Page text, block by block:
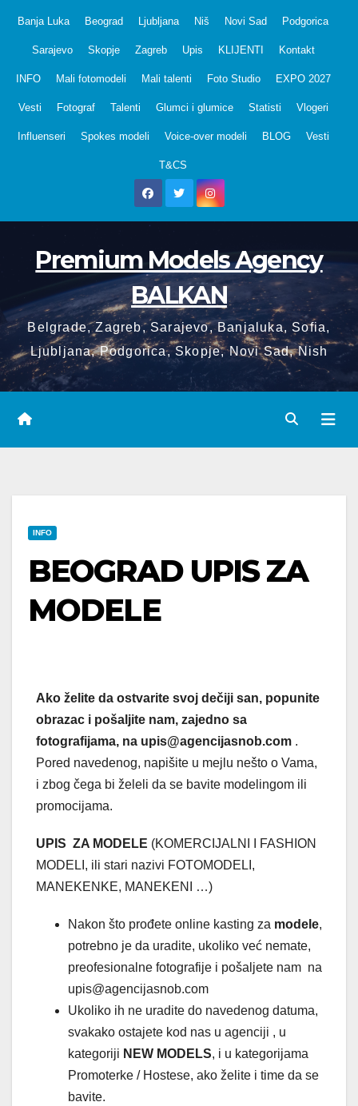
Banja Luka Beograd Ljubljana Niš Novi Sad Podgorica
Sarajevo Skopje Zagreb Upis KLIJENTI Kontakt
INFO Mali fotomodeli Mali talenti Foto Studio EXPO 2027
Vesti Fotograf Talenti Glumci i glumice Statisti Vlogeri
Influenseri Spokes modeli Voice-over modeli BLOG Vesti
T&CS
Premium Models Agency
BALKAN
Belgrade, Zagreb, Sarajevo, Banjaluka, Sofia,
Ljubljana, Podgorica, Skopje, Novi Sad, Nish
INFO
BEOGRAD UPIS ZA
MODELE
Ako želite da ostvarite svoj dečiji san, popunite
obrazac i pošaljite nam, zajedno sa
fotografijama, na upis@agencijasnob.com .
Pored navedenog, napišite u mejlu nešto o Vama,
i zbog čega bi želeli da se bavite modelingom ili
promocijama.
UPIS ZA MODELE (KOMERCIJALNI I FASHION
MODELI, ili stari nazivi FOTOMODELI,
MANEKENKE, MANEKENI …)
Nakon što prođete online kasting za modele,
potrebno je da uradite, ukoliko već nemate,
preofesionalne fotografije i pošaljete nam na
upis@agencijasnob.com
Ukoliko ih ne uradite do navedenog datuma,
svakako ostajete kod nas u agenciji , u
kategoriji NEW MODELS, i u kategorijama
Promoterke / Hostese, ako želite i time da se
bavite.